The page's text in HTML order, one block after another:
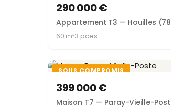
290 000 €
Appartement T3 — Houilles
60 m²3 pces
SOUS COMPROMIS
399 000 €
Maison T7 — Paray-Vieille-